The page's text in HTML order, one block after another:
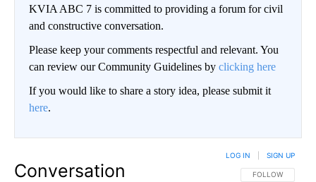
KVIA ABC 7 is committed to providing a forum for civil
and constructive conversation.
Please keep your comments respectful and relevant. You
can review our Community Guidelines by clicking here
If you would like to share a story idea, please submit it
here.
Conversation FOLLOW THIS
FOLLOW
LOG IN SIGN UP